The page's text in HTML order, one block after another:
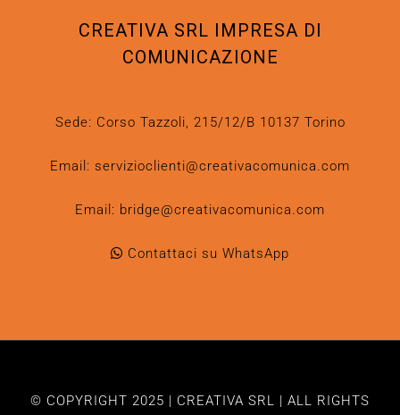
CREATIVA SRL IMPRESA DI
COMUNICAZIONE
Sede: Corso Tazzoli, 215/12/B 10137 Torino
Email: servizioclienti@creativacomunica.com
Email: bridge@creativacomunica.com
Contattaci su WhatsApp
© COPYRIGHT 2025 | CREATIVA SRL | ALL RIGHTS